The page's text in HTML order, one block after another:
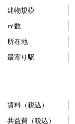
建物規模
㎡数
所在地
最寄り駅
賃料（税込）
共益費（税込）